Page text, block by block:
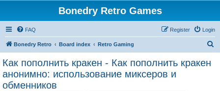
Bonedry Retro Games
FAQ Login
Register
Bonedry Retro Board index Retro Gaming
Как пополнить кракен - Как пополнить кракен
анонимно: использование миксеров и
обменников